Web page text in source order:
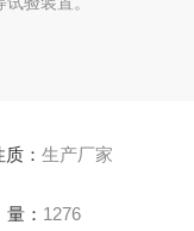
： 生产厂家
： 1276